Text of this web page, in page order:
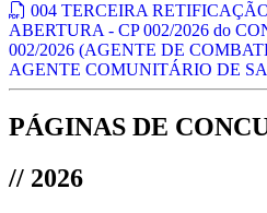
004 TERCEIRA
ABERTURA - CP 002/2026 do
002/2026 (AGENTE DE
AGENTE COMUNITÁRIO DE
PÁGINAS DE
// 2026